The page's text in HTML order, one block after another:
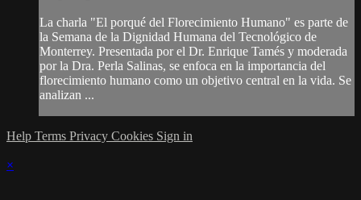
La charla "El porqué del Florecimiento Humano" es parte de
la Semana de la Dignidad Humana del Tecnológico de
Monterrey. Presentada por el Dr. Enrique Tamés y moderada
por la Dra. Perla Salinas, se enfoca en la importancia del
florecimiento humano como un objetivo central en la vida. Se
analizan ...
Help Terms Privacy Cookies Sign in
×